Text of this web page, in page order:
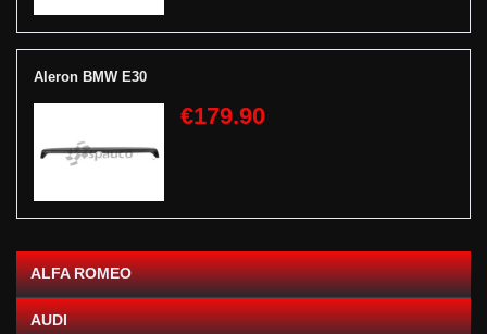
Aleron BMW E30
€179.90
ALFA ROMEO
AUDI